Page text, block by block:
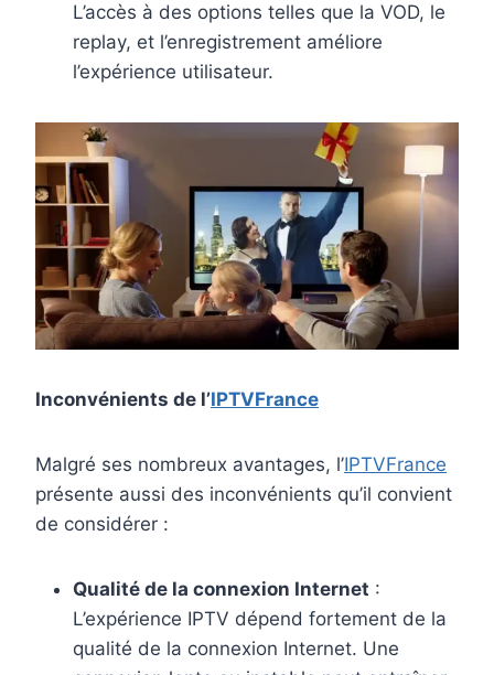
L’accès à des options telles que la VOD, le
replay, et l’enregistrement améliore
l’expérience utilisateur.
Inconvénients de l’IPTVFrance
Malgré ses nombreux avantages, l’IPTVFrance
présente aussi des inconvénients qu’il convient
de considérer :
Qualité de la connexion Internet :
L’expérience IPTV dépend fortement de la
qualité de la connexion Internet. Une